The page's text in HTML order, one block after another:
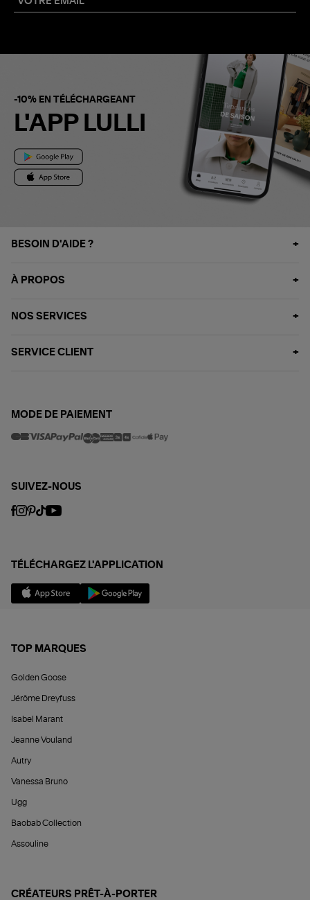
-10% EN TÉLÉCHARGEANT
L'APP LULLI
BESOIN D'AIDE ?
À PROPOS
NOS SERVICES
SERVICE CLIENT
MODE DE PAIEMENT
SUIVEZ-NOUS
TÉLÉCHARGEZ L'APPLICATION
TOP MARQUES
Golden Goose
Jérôme Dreyfuss
Isabel Marant
Jeanne Vouland
Autry
Vanessa Bruno
Ugg
Baobab Collection
Assouline
CRÉATEURS PRÊT-À-PORTER